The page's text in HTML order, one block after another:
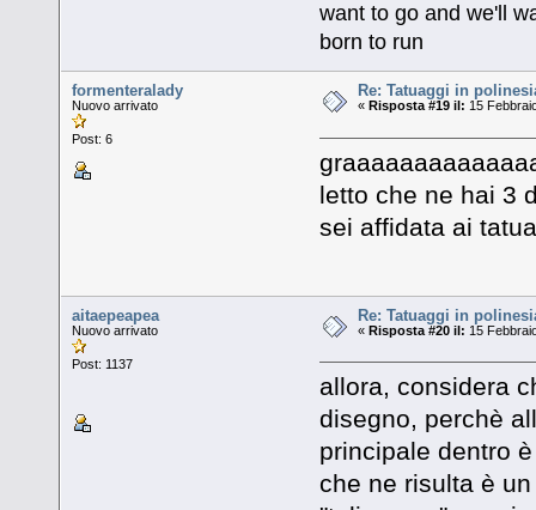
want to go and we'll
born to run
formenteralady
Nuovo arrivato
Post: 6
Re: Tatuaggi in
« Risposta #19 il: 15
letto che ne hai 3
sei affidata ai
aitaepeapea
Nuovo arrivato
Post: 1137
Re: Tatuaggi in
«Risposta #20 il: 15
allora, considera
disegno, perchè
principale dentro
che ne risulta è